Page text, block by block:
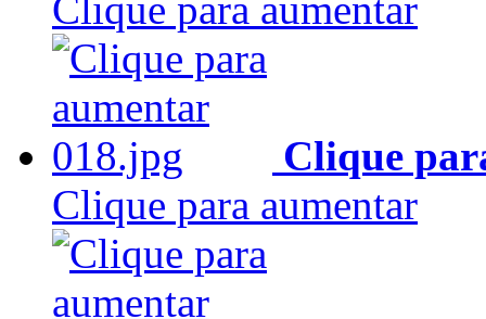
Clique
Clique para aumentar